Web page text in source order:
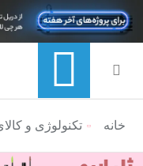
منوی ناوبری خرده نان
خانه تکنولوژی و